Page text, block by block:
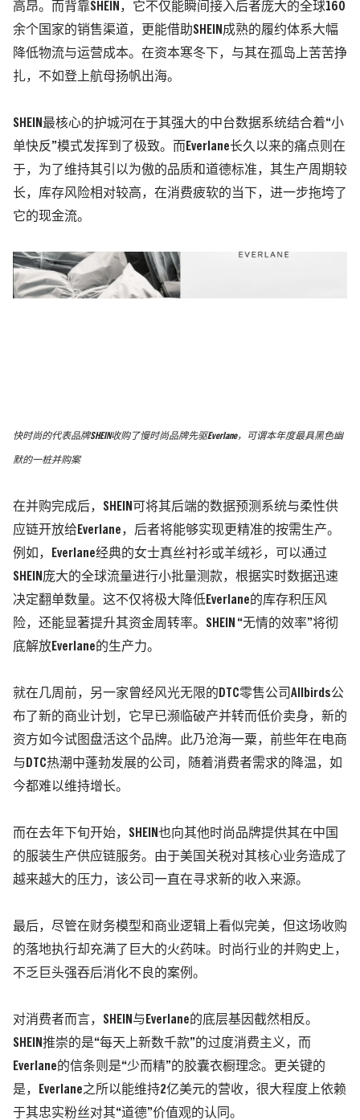
高昂。而背靠SHEIN，它不仅能瞬间接入后者庞大的全球160
余个国家的销售渠道，更能借助SHEIN成熟的履约体系大幅
降低物流与运营成本。在资本寒冬下，与其在孤岛上苦苦挣
扎，不如登上航母扬帆出海。
SHEIN最核心的护城河在于其强大的中台数据系统结合着“小
单快反 ”模式发挥到了极致。 而Everlane长久以来的痛点则在
于，为了维持其引以为傲的品质和道德标准，其生产周期较
长，库存风险相对较高，在消费疲软的当下，进一步拖垮了
它的现金流。
快时尚的代表品牌SHEIN收购了慢时尚品牌先驱Everlane，可谓本年度最具黑色幽
默的一桩并购案
在并购完成后，SHEIN可将其后端的数据预测系统与柔性供
应链开放给Everlane，后者将能够实现更精准的按需生产。
例如，
Everlane经典的女士真丝衬衫或羊绒衫，可以通过
SHEIN庞大的全球流量进行小批量测款，根据实时数据迅速
决定翻单数量。 这不仅将极大降低Everlane的库存积压风
险，还能显著提升其资金周转率。SHEIN “无情的效率”将彻
底解放Everlane的生产力。
就在几周前，另一家曾经风光无限的DTC零售公司 Allbirds公
布了新的商业计划，它早已濒临破产并转而低价卖身，新的
资方如今试图盘活这个品牌。此乃沧海一粟，前些年在电商
与DTC热潮中蓬勃发展的公司，随着消费者需求的降温，如
今都难以维持增长。
而在去年下旬开始，SHEIN也向其他时尚品牌提供其在中国
的服装生产供应链服务。由于美国关税对其核心业务造成了
越来越大的压力，该公司一直在寻求新的收入来源。
最后，尽管在财务模型和商业逻辑上看似完美，但这场收购
的落地执行却充满了巨大的火药味。时尚行业的并购史上，
不乏巨头强吞后消化不良的案例。
对消费者而言，SHEIN与Everlane的底层基因截然相反。
SHEIN推崇的是“每天上新数千款”的过度消费主义，而
Everlane的信条则是“少而精”的胶囊衣橱理念。更关键的
是，Everlane之所以能维持2亿美元的营收，很大程度上依赖
于其忠实粉丝对其“道德”价值观的认同。